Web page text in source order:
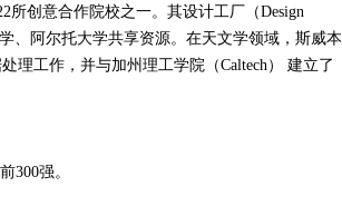
所创意合作院校之一。其设计工厂（Design
、阿尔托大学共享资源。在天文学领域，斯威本
理工作，并与加州理工学院（Caltech） 建立了
300强。